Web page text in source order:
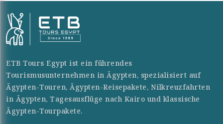
ETB Tours Egypt ist ein führendes
Tourismusunternehmen in Ägypten, spezialisiert auf
Ägypten-Touren, Ägypten-Reisepakete, Nilkreuzfahrten
in Ägypten, Tagesausflüge nach Kairo und klassische
Ägypten-Tourpakete.